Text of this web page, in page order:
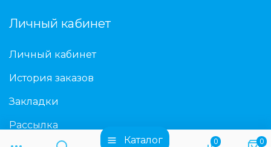
Каталог 0 0
Личный кабинет
Личный кабинет
История заказов
Закладки
Рассылка